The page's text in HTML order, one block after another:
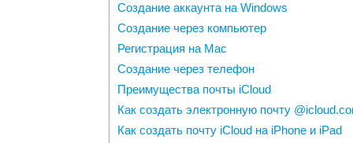
Создание аккаунта на Windows
Создание через компьютер
Регистрация на Mac
Создание через телефон
Преимущества почты iCloud
Как создать электронную почту
Как создать почту iCloud на iPhone и iPad